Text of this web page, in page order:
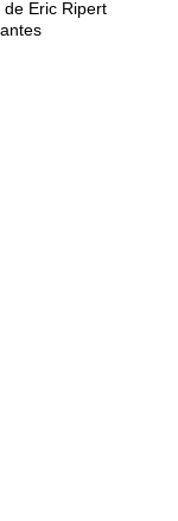
de Eric Ripert